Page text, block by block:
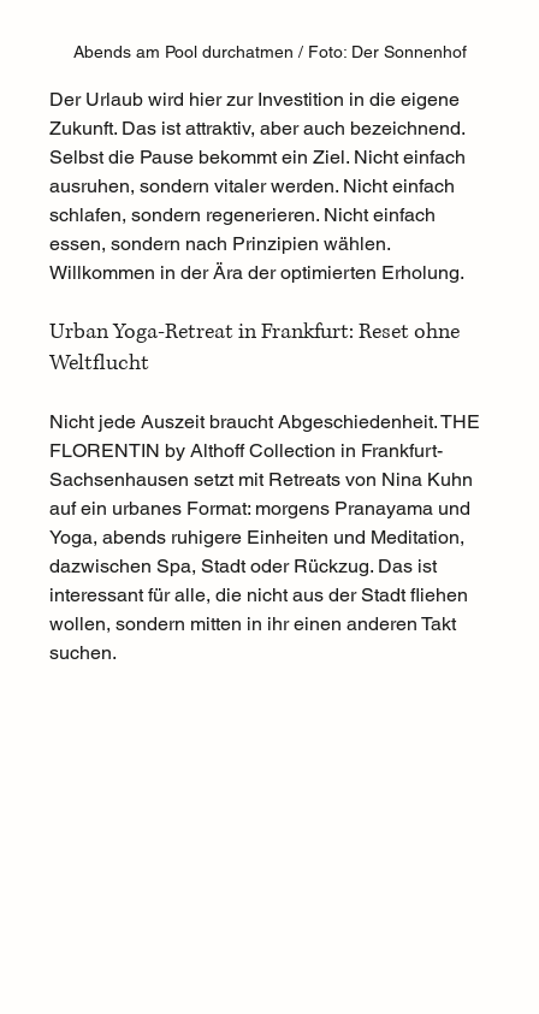
Abends am Pool durchatmen / Foto: Der Sonnenhof
Der Urlaub wird hier zur Investition in die eigene
Zukunft. Das ist attraktiv, aber auch bezeichnend.
Selbst die Pause bekommt ein Ziel. Nicht einfach
ausruhen, sondern vitaler werden. Nicht einfach
schlafen, sondern regenerieren. Nicht einfach
essen, sondern nach Prinzipien wählen.
Willkommen in der Ära der optimierten Erholung.
Urban Yoga-Retreat in Frankfurt: Reset ohne
Weltflucht
Nicht jede Auszeit braucht Abgeschiedenheit. THE
FLORENTIN by Althoff Collection in Frankfurt-
Sachsenhausen setzt mit Retreats von Nina Kuhn
auf ein urbanes Format: morgens Pranayama und
Yoga, abends ruhigere Einheiten und Meditation,
dazwischen Spa, Stadt oder Rückzug. Das ist
interessant für alle, die nicht aus der Stadt fliehen
wollen, sondern mitten in ihr einen anderen Takt
suchen.